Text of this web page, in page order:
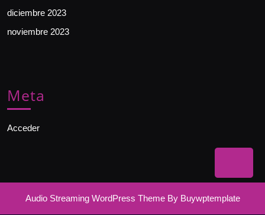
to
diciembre 2023
noviembre 2023
Meta
Acceder
Audio Streaming WordPress ThemeBy Buywptemplate